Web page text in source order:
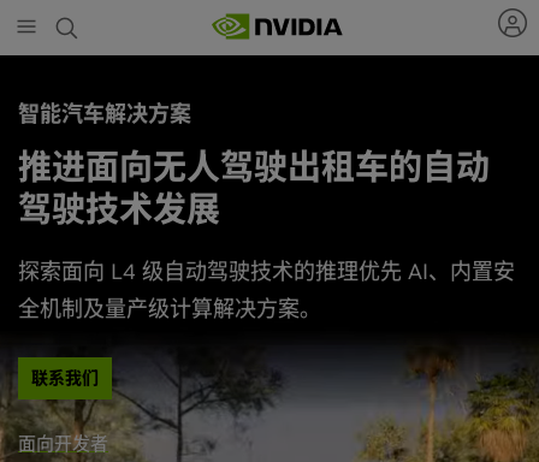
to
main
智能汽车解决方案
推进面向无人驾驶出租车的自动
驾驶技术发展
探索面向 L4 级自动驾驶技术的推理优先 AI、内置安
全机制及量产级计算解决方案。
联系我们
面向开发者